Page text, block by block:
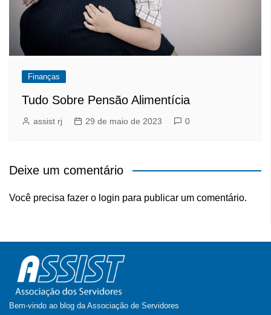
Finanças
Tudo Sobre Pensão Alimentícia
assist rj 29 de maio de 2023 0
Deixe um comentário
Você precisa fazer o login para publicar um comentário.
Bem-vindo ao blog da Associação de Servidores